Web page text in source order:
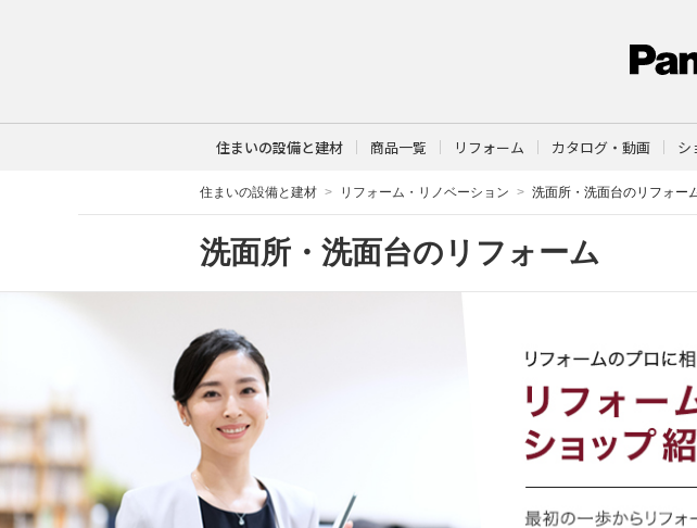
住まいの設備と建材 商品一覧 リフォーム カタログ・動画 シ
住まいの設備と建材 リフォーム・リノベーション 洗面所・洗面台のリフォー
洗面所・洗面台のリフォーム
もっと使いやすく、キレイが続く